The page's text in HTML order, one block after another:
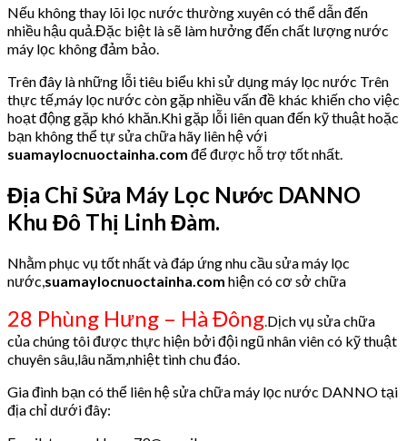
Nếu không thay lõi lọc nước thường xuyên có thể dẫn đến
nhiều hậu quả.Đặc biệt là sẽ làm hưởng đến chất lượng nước
máy lọc không đảm bảo.
Trên đây là những lỗi tiêu biểu khi sử dụng máy lọc nước Trên
thực tế,máy lọc nước còn gặp nhiều vấn đề khác khiến cho việc
hoạt động gặp khó khăn.Khi gặp lỗi liên quan đến kỹ thuật hoặc
bạn không thể tự sửa chữa hãy liên hệ với
suamaylocnuoctainha.com để được hỗ trợ tốt nhất.
Địa Chỉ Sửa Máy Lọc Nước DANNO
Khu Đô Thị Linh Đàm.
Nhằm phục vụ tốt nhất và đáp ứng nhu cầu sửa máy lọc
nước, suamaylocnuoctainha.com hiện có cơ sở chữa
28 Phùng Hưng – Hà Đông Dịch vụ sửa chữa
của chúng tôi được thực hiện bởi đội ngũ nhân viên có kỹ thuật
chuyên sâu,lâu năm,nhiệt tình chu đáo.
Gia đình bạn có thể liên hệ sửa chữa máy lọc nước DANNO tại
địa chỉ dưới đây: